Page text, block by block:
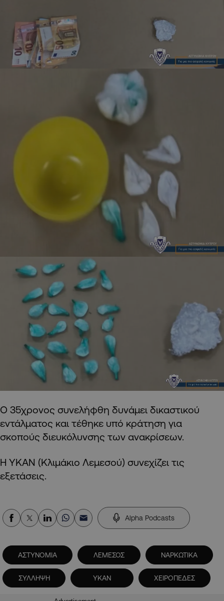
Ο 35χρονος συνελήφθη δυνάμει δικαστικού
εντάλματος και τέθηκε υπό κράτηση για
σκοπούς διευκόλυνσης των ανακρίσεων.
Η ΥΚΑΝ (Κλιμάκιο Λεμεσού) συνεχίζει τις
εξετάσεις.
Alpha Podcasts
ΑΣΤΥΝΟΜΙΑ ΛΕΜΕΣΟΣ ΝΑΡΚΩΤΙΚΑ
ΣΥΛΛΗΨΗ ΥΚΑΝ ΧΕΙΡΟΠΕΔΕΣ